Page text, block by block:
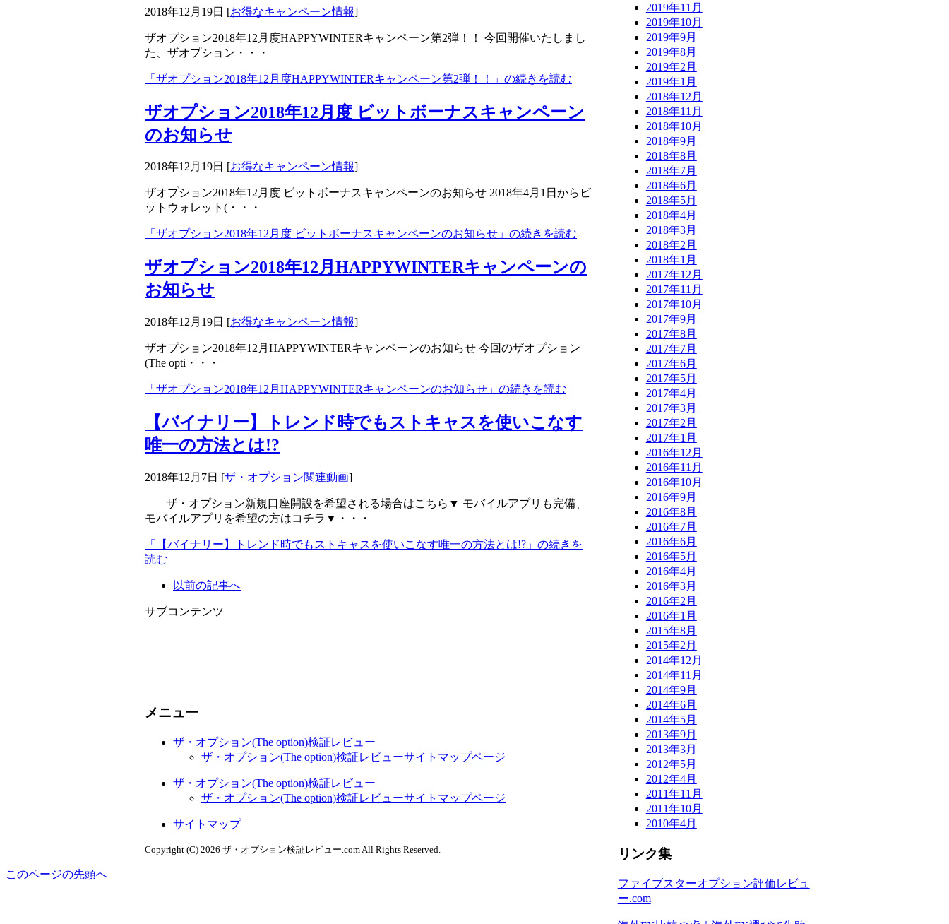
2018年12月19日 [お得なキャンペーン情報]
ザオプション2018年12月度HAPPYWINTERキャンペーン第2弾！！ 今回開催いたしまし
た、ザオプション・・・
「ザオプション2018年12月度HAPPYWINTERキャンペーン第2弾！！」の続きを読む
ザオプション2018年12月度 ビットボーナスキャンペーン
のお知らせ
2018年12月19日 [お得なキャンペーン情報]
ザオプション2018年12月度 ビットボーナスキャンペーンのお知らせ 2018年4月1日からビ
ットウォレット(・・・
「ザオプション2018年12月度 ビットボーナスキャンペーンのお知らせ」の続きを読む
ザオプション2018年12月HAPPYWINTERキャンペーンの
お知らせ
2018年12月19日 [お得なキャンペーン情報]
ザオプション2018年12月HAPPYWINTERキャンペーンのお知らせ 今回のザオプション
(The opti・・・
「ザオプション2018年12月HAPPYWINTERキャンペーンのお知らせ」の続きを読む
【バイナリー】トレンド時でもストキャスを使いこなす
唯一の方法とは!?
2018年12月7日 [ザ・オプション関連動画]
ザ・オプション新規口座開設を希望される場合はこちら▼ モバイルアプリも完備、
モバイルアプリを希望の方はコチラ▼・・・
「【バイナリー】トレンド時でもストキャスを使いこなす唯一の方法とは!?」の続きを
読む
以前の記事へ
サブコンテンツ
2019年11月
2019年10月
2019年9月
2019年8月
2019年2月
2019年1月
2018年12月
2018年11月
2018年10月
2018年9月
2018年8月
2018年7月
2018年6月
2018年5月
2018年4月
2018年3月
2018年2月
2018年1月
2017年12月
2017年11月
2017年10月
2017年9月
2017年8月
2017年7月
2017年6月
2017年5月
2017年4月
2017年3月
2017年2月
2017年1月
2016年12月
2016年11月
2016年10月
2016年9月
2016年8月
2016年7月
2016年6月
2016年5月
2016年4月
2016年3月
2016年2月
2016年1月
2015年8月
2015年2月
2014年12月
2014年11月
2014年9月
2014年6月
2014年5月
2013年9月
2013年3月
2012年5月
2012年4月
2011年11月
2011年10月
2010年4月
リンク集
ファイブスターオプション評価レビュ
ー.com
メニュー
ザ・オプション(The option)検証レビュー
ザ・オプション(The option)検証レビューサイトマップページ
ザ・オプション(The option)検証レビュー
ザ・オプション(The option)検証レビューサイトマップページ
サイトマップ
Copyright (C) 2026 ザ・オプション検証レビュー.com All Rights Reserved.
このページの先頭へ